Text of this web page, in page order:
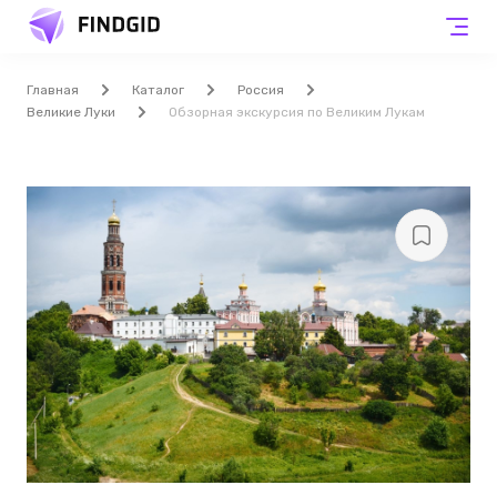
Главная Каталог
Россия
Великие Луки
Обзорная экскурсия по Великим Лукам